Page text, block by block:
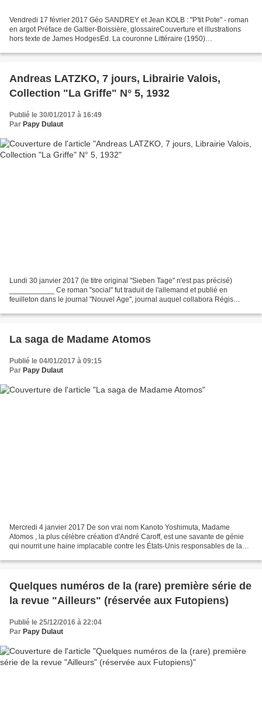
Vendredi 17 février 2017 Géo SANDREY et Jean KOLB : "P'tit Pote" - roman
en argot Préface de Galtier-Boissière, glossaireCouverture et illustrations
hors texte de James HodgesEd. La couronne Littéraire (1950)
Andreas LATZKO, 7 jours, Librairie Valois,
Collection "La Griffe" N° 5, 1932
Publié le 30/01/2017 à 16:49
Par Papy Dulaut
Lundi 30 janvier 2017 (le titre original "Sieben Tage" n'est pas précisé)
___________ Ce roman "social" fut traduit de l'allemand et publié en
feuilleton dans le journal "Nouvel Age", journal auquel collabora Régis
La saga de Madame Atomos
Publié le 04/01/2017 à 09:15
Par Papy Dulaut
Mercredi 4 janvier 2017 De son vrai nom Kanoto Yoshimuta, Madame
Atomos , la plus célèbre création d'André Caroff, est une savante de génie
qui nourrit une haine implacable contre les États-Unis responsables de la
Quelques numéros de la (rare) première série de
la revue "Ailleurs" (réservée aux Futopiens)
Publié le 25/12/2016 à 22:04
Par Papy Dulaut